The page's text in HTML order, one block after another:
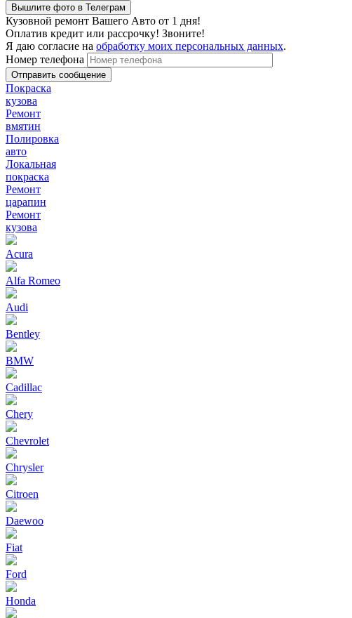
Вышлите фото в Телеграм
Кузовной ремонт Вашего Авто от 1 дня!
Оплатив кредит или рассрочку! Звоните!
Я даю согласие на обработку моих персональных данных.
Номер телефона
Покраска
кузова
Ремонт
вмятин
Полировка
авто
Локальная
покраска
Ремонт
царапин
Ремонт
кузова
Acura
Alfa Romeo
Audi
Bentley
BMW
Cadillac
Chery
Chevrolet
Chrysler
Citroen
Daewoo
Fiat
Ford
Honda